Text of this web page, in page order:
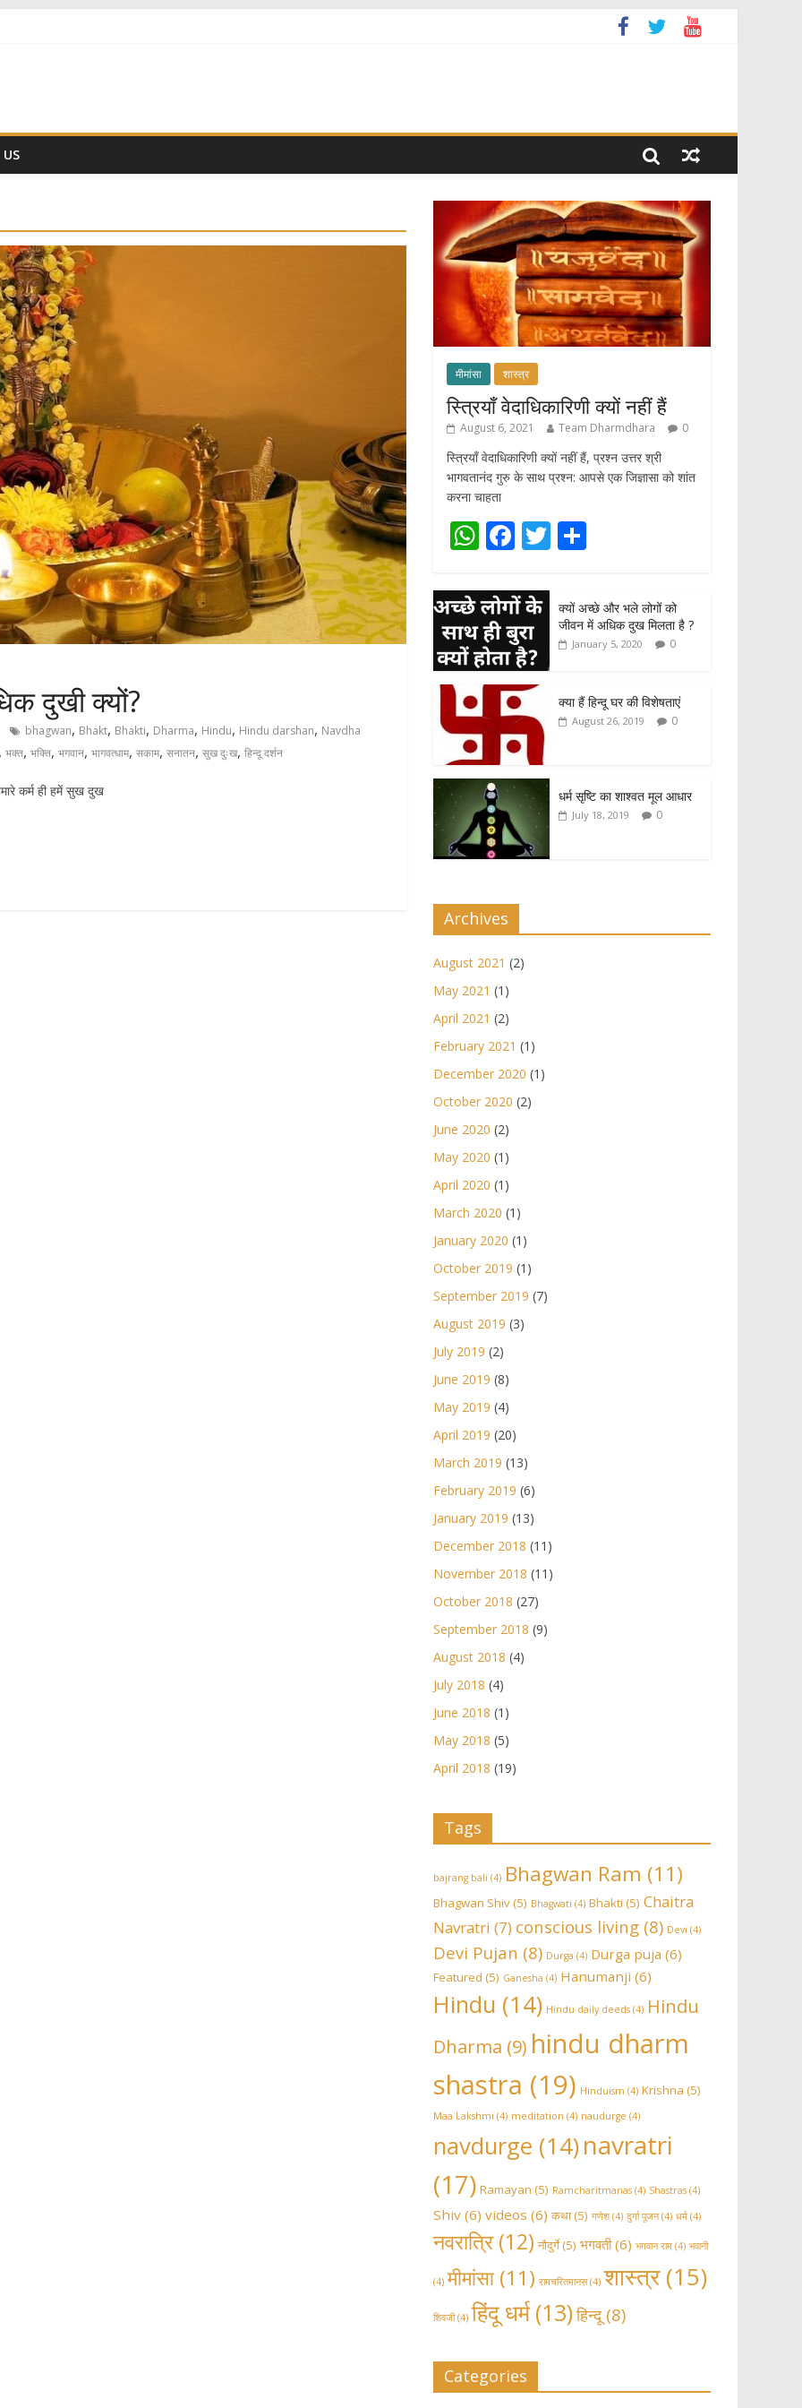
दुखी क्यों?
bhagwan, Bhakt, Bhakti, Dharma, Hindu, Hindu darshan, Navdha
, भक्त, भक्ति, भगवान, भागवत्धाम, सकाम, सनातन, सुख दुःख, हिन्दू दर्शन
कर्म ही हमें सुख दुख
मीमांसा शास्त्र
स्त्रियाँ वेदाधिकारिणी क्यों नहीं हैं
August 6, 2021 Team Dharmdhara 0
स्त्रियाँ वेदाधिकारिणी क्यों नहीं हैं, प्रश्न उत्तर श्री
भागवतानंद गुरु के साथ प्रश्न: आपसे एक जिज्ञासा को शांत
करना चाहता
W
at
s
A
p
p
F
e
b
o
o
k
T
itt
er
ar
e
क्यों अच्छे और भले लोगों को
जीवन में अधिक दुख मिलता है ?
January 5, 2020 0
क्या हैं हिन्दू घर की विशेषताएं
August 26, 2019 0
धर्म सृष्टि का शाश्वत मूल आधार
July 18, 2019 0
Archives
August 2021 (2)
May 2021 (1)
April 2021 (2)
February 2021 (1)
December 2020 (1)
October 2020 (2)
June 2020 (2)
May 2020 (1)
April 2020 (1)
March 2020 (1)
January 2020 (1)
October 2019 (1)
September 2019 (7)
August 2019 (3)
July 2019 (2)
June 2019 (8)
May 2019 (4)
April 2019 (20)
March 2019 (13)
February 2019 (6)
January 2019 (13)
December 2018 (11)
November 2018 (11)
October 2018 (27)
September 2018 (9)
August 2018 (4)
July 2018 (4)
June 2018 (1)
May 2018 (5)
April 2018 (19)
Tags
bajrang bali (4) Bhagwan Ram (11)
Bhagwan Shiv(5) Bhagwati (4) Bhakti (5) Chaitra
Navratri (7) conscious living (8) Devi (4)
Devi Pujan (8) Durga (4) Durga puja (6)
Featured (5) Ganesha (4) Hanumanji (6)
Hindu (14) Hindu daily deeds (4) Hindu
Dharma (9) hindu dharm
shastra (19) Hinduism (4) Krishna (5)
Maa Lakshmi (4) meditation (4) naudurge (4)
navdurge (14)navratri
(17) Ramayan (5) Ramcharitmanas (4) Shastras (4)
Shiv (6) videos (6) कथा(5) गणेश(4) दुर्गा पूजन(4) धर्म (4)
नवरात्रि(12) नौदुर्गे(5) भगवती(6) भग़वान राम (4) भवानी
(4) मीमांसा(11) रामचरितमानस(4) शास्त्र(15)
शिवजी(4) हिंदू धर्म(13) हिन्दू(8)
Categories